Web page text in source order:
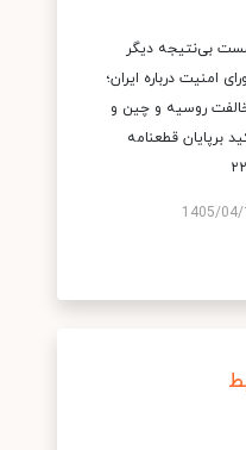
بی‌نتیجه دیگر
امنیت درباره ایران؛
روسیه و چین و
برپایان قطعنامه
1405/04/